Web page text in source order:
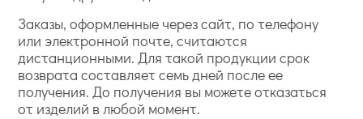
Заказы, оформленные через сайт, по телефону
или электронной почте, считаются
дистанционными. Для такой продукции срок
возврата составляет семь дней после ее
получения. До получения вы можете отказаться
от изделий в любой момент.